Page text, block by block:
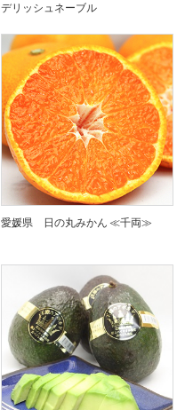
デリッシュネーブル
愛媛県 日の丸みかん ≪千両≫